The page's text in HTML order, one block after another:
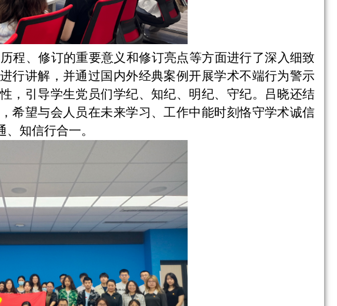
程、修订的重要意义和修订亮点等方面进行了深入细致
行讲解，并通过国内外经典案例开展学术不端行为警示
，引导学生党员们学纪、知纪、明纪、守纪。吕晓还结
希望与会人员在未来学习、工作中能时刻恪守学术诚信
知信行合一。